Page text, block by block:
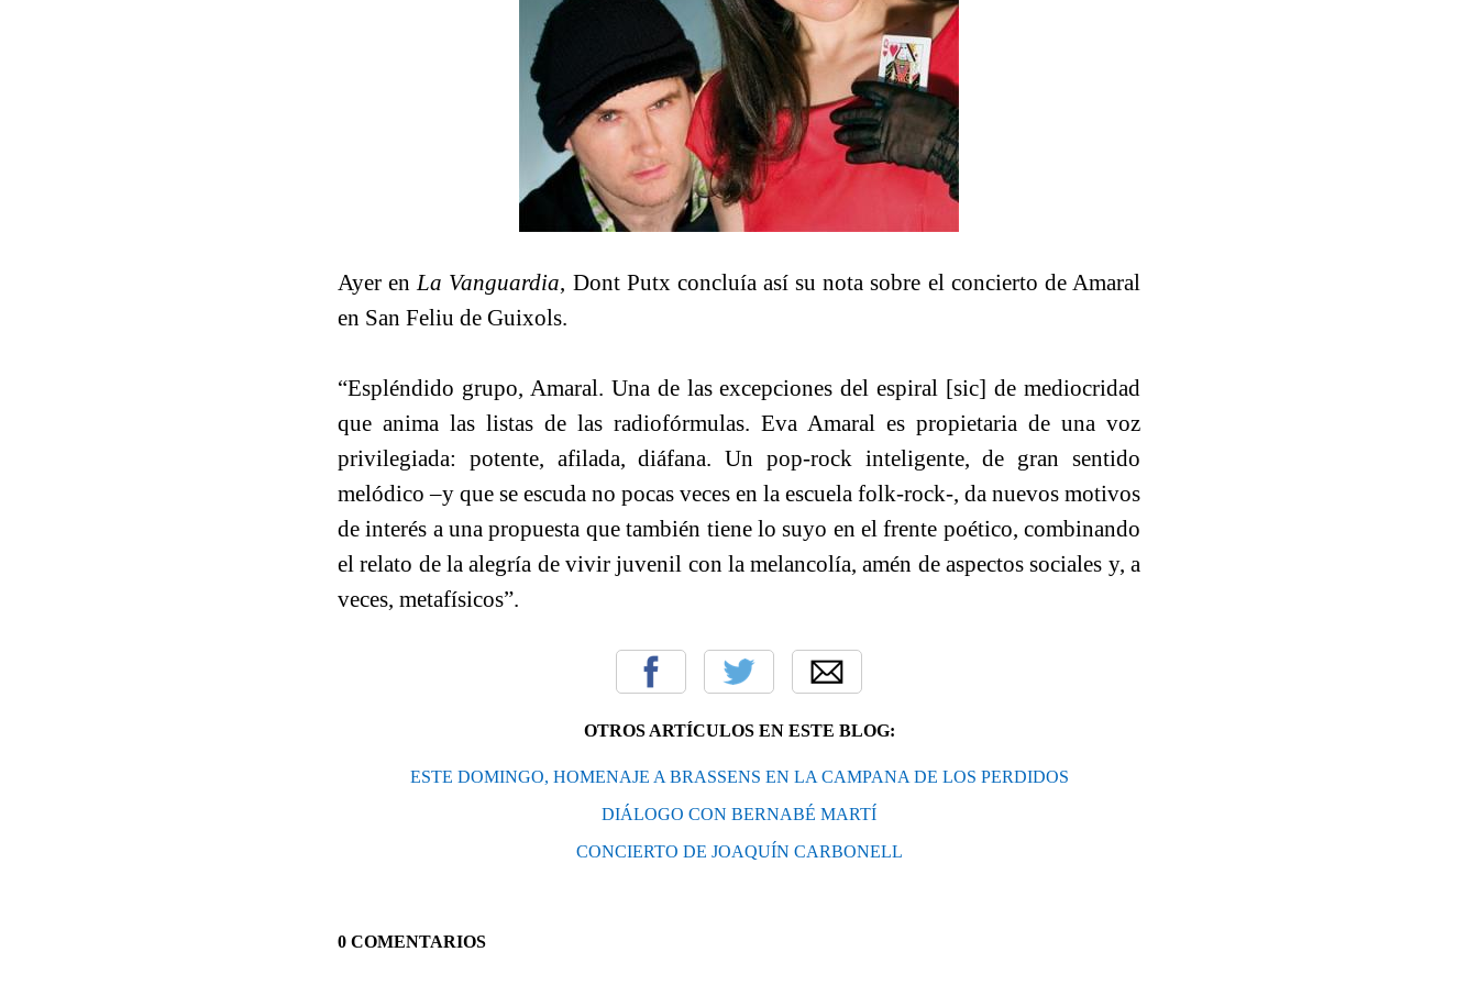
Ayer en La Vanguardia, Dont Putx concluía así su nota sobre el concierto de Amaral
en San Feliu de Guixols.
“Espléndido grupo, Amaral. Una de las excepciones del espiral [sic] de mediocridad
que anima las listas de las radiofórmulas. Eva Amaral es propietaria de una voz
privilegiada: potente, afilada, diáfana. Un pop-rock inteligente, de gran sentido
melódico –y que se escuda no pocas veces en la escuela folk-rock-, da nuevos motivos
de interés a una propuesta que también tiene lo suyo en el frente poético, combinando
el relato de la alegría de vivir juvenil con la melancolía, amén de aspectos sociales y, a
veces, metafísicos”.
OTROS ARTÍCULOS EN ESTE BLOG:
ESTE DOMINGO, HOMENAJE A BRASSENS EN LA CAMPANA DE LOS PERDIDOS
DIÁLOGO CON BERNABÉ MARTÍ
CONCIERTO DE JOAQUÍN CARBONELL
0 COMENTARIOS